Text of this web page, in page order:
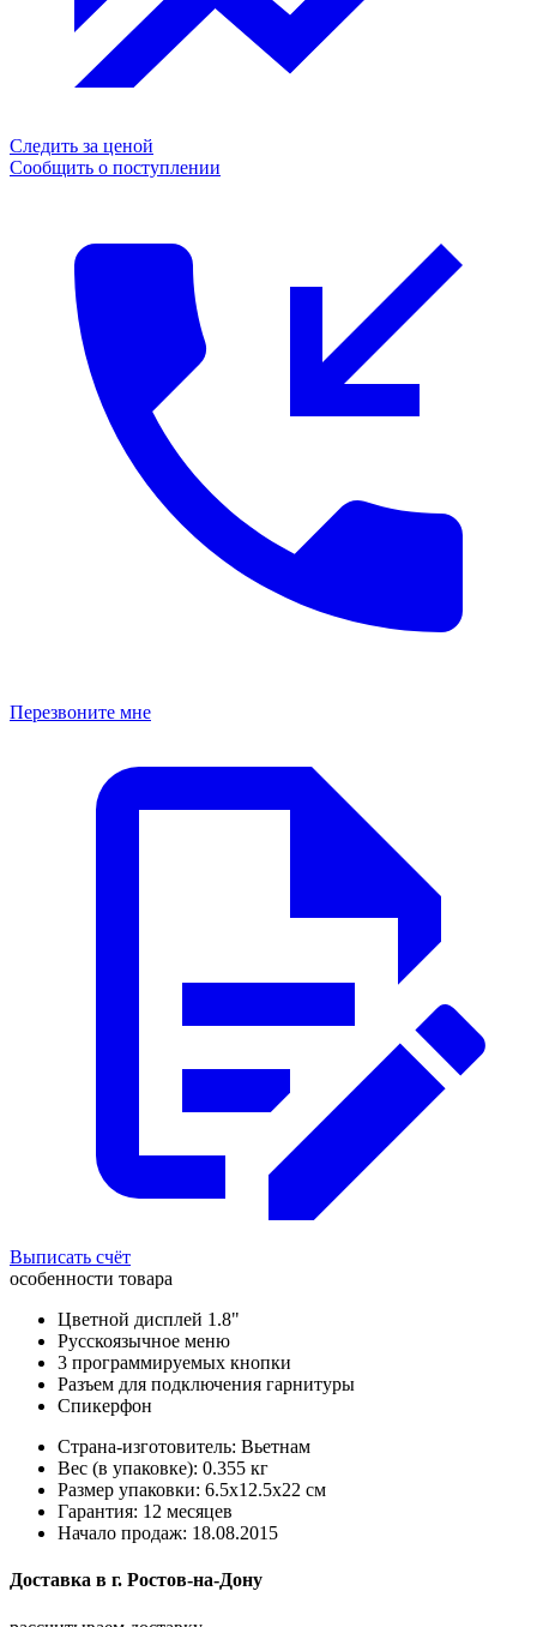
Следить за ценой
Сообщить о поступлении
Перезвоните мне
Выписать счёт
особенности товара
Цветной дисплей 1.8"
Русскоязычное меню
3 программируемых кнопки
Разъем для подключения гарнитуры
Спикерфон
Страна-изготовитель: Вьетнам
Вес (в упаковке): 0.355 кг
Размер упаковки: 6.5x12.5x22 см
Гарантия: 12 месяцев
Начало продаж: 18.08.2015
Доставка в г. Ростов-на-Дону